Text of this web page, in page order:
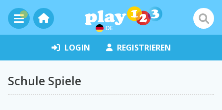
DE
LOGIN REGISTRIEREN
Schule Spiele